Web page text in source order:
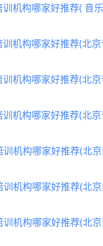
机构哪家好推荐( 音
机构哪家好推荐(北
机构哪家好推荐(北
机构哪家好推荐(北
机构哪家好推荐(北
机构哪家好推荐(北
机构哪家好推荐(北